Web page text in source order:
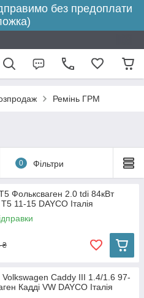
без предоплати
Ремінь ГРМ
0 Фільтри
Фольксваген 2.0 tdi 84кВт
11-15 DAYCO Італія
₴
Caddy III 1.4/1.6 97-
Кадді VW DAYCO Італія